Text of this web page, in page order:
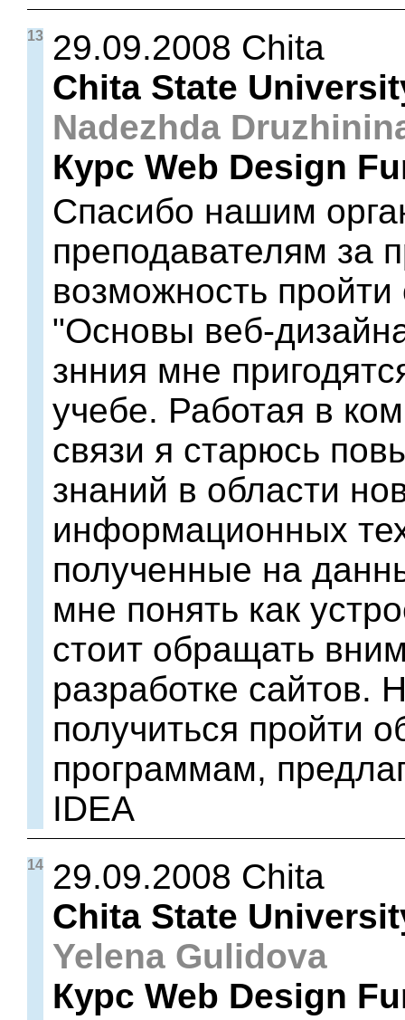
13
29.09.2008 Chita
Chita State
Nadezhda
Курс Web Design
Спасибо нашим
преподавателям за
возможность
"Основы веб-
знния мне
учебе. Работая в
связи я старюсь
знаний в области
информационных
полученные на
мне понять как
стоит обращать
разработке сайтов.
получиться пройти
программам,
IDEA
14
29.09.2008 Chita
Chita State
Yelena Gulidova
Курс Web Design